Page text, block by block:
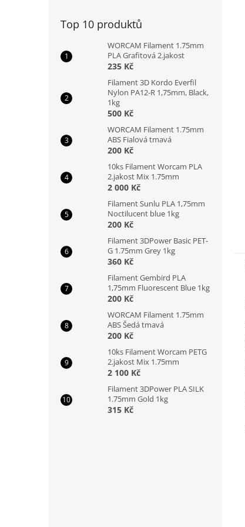
Top 10 produktů
WORCAM Filament 1.75mm
PLA Grafitová 2.jakost
235 Kč
Filament 3D Kordo Everfil
Nylon PA12-R 1,75mm, Black,
1kg
500 Kč
WORCAM Filament 1.75mm
ABS Fialová tmavá
200 Kč
10ks Filament Worcam PLA
2.jakost Mix 1.75mm
2 000 Kč
Filament Sunlu PLA 1,75mm
Noctilucent blue 1kg
200 Kč
Filament 3DPower Basic PET-
G 1.75mm Grey 1kg
360 Kč
Filament Gembird PLA
1,75mm Fluorescent Blue 1kg
200 Kč
WORCAM Filament 1.75mm
ABS Šedá tmavá
200 Kč
10ks Filament Worcam PETG
2.jakost Mix 1.75mm
2 100 Kč
Filament 3DPower PLA SILK
1.75mm Gold 1kg
315 Kč